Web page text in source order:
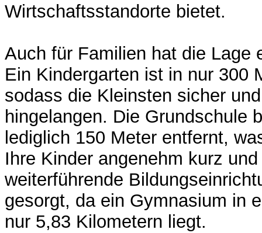
Wirtschaftsstandorte bietet.
Auch für Familien hat die Lage
Ein Kindergarten ist in nur 300
sodass die Kleinsten sicher
hingelangen. Die Grundschule
lediglich 150 Meter entfernt,
Ihre Kinder angenehm kurz
weiterführende
gesorgt, da ein Gymnasium in
nur 5,83 Kilometern liegt.